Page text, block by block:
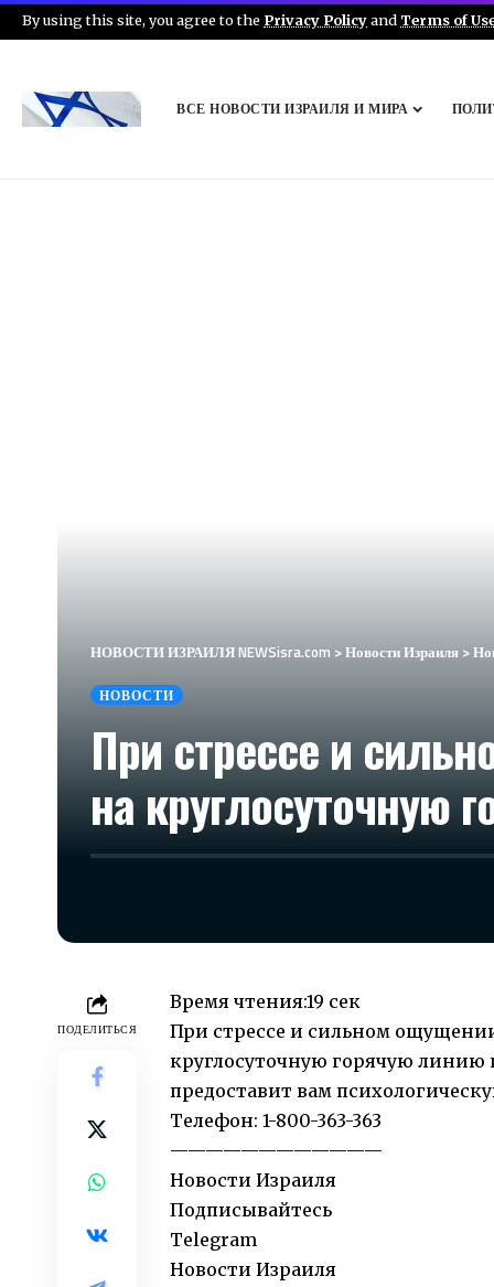
By using this site, you agree to the Privacy Policyand Terms of
ВСЕ НОВОСТИ ИЗРАИЛЯ И МИРА
НОВОСТИ ИЗРАИЛЯ NEWSisra.com >Новости Израиля >
НОВОСТИ
При стрессе и
на круглосуточную
ПОДЕЛИТЬСЯ
Время чтения:19 сек
При стрессе и сильном
круглосуточную горячую линию
предоставит вам
Телефон: 1-800-363-363
————————————
Новости Израиля
Подписывайтесь
Telegram
Новости Израиля